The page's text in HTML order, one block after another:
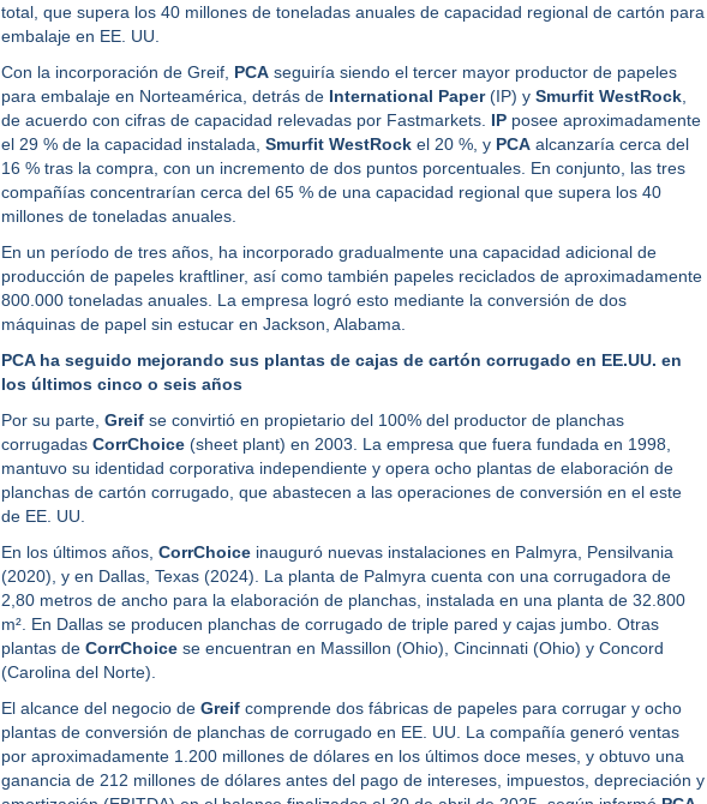
total, que supera los 40 millones de toneladas anuales de capacidad regional de cartón para
embalaje en EE. UU.
Con la incorporación de Greif, PCAseguiría siendo el tercer mayor productor de papeles
para embalaje en Norteamérica, detrás de International Paper(IP) y Smurfit WestRock,
de acuerdo con cifras de capacidad relevadas por Fastmarkets. IPposee aproximadamente
el 29 % de la capacidad instalada, Smurfit WestRockel 20 %, y PCAalcanzaría cerca del
16 % tras la compra, con un incremento de dos puntos porcentuales. En conjunto, las tres
compañías concentrarían cerca del 65 % de una capacidad regional que supera los 40
millones de toneladas anuales.
En un período de tres años, ha incorporado gradualmente una capacidad adicional de
producción de papeles kraftliner, así como también papeles reciclados de aproximadamente
800.000 toneladas anuales. La empresa logró esto mediante la conversión de dos
máquinas de papel sin estucar en Jackson, Alabama.
PCA ha seguido mejorando sus plantas de cajas de cartón corrugado en EE.UU. en
los últimos cinco o seis años
Por su parte, Greifse convirtió en propietario del 100% del productor de planchas
corrugadas CorrChoice(sheet plant) en 2003. La empresa que fuera fundada en 1998,
mantuvo su identidad corporativa independiente y opera ocho plantas de elaboración de
planchas de cartón corrugado, que abastecen a las operaciones de conversión en el este
de EE. UU.
En los últimos años, CorrChoiceinauguró nuevas instalaciones en Palmyra, Pensilvania
(2020), y en Dallas, Texas (2024). La planta de Palmyra cuenta con una corrugadora de
2,80 metros de ancho para la elaboración de planchas, instalada en una planta de 32.800
m². En Dallas se producen planchas de corrugado de triple pared y cajas jumbo. Otras
plantas de CorrChoicese encuentran en Massillon (Ohio), Cincinnati (Ohio) y Concord
(Carolina del Norte).
El alcance del negocio de Greifcomprende dos fábricas de papeles para corrugar y ocho
plantas de conversión de planchas de corrugado en EE. UU. La compañía generó ventas
por aproximadamente 1.200 millones de dólares en los últimos doce meses, y obtuvo una
ganancia de 212 millones de dólares antes del pago de intereses, impuestos, depreciación y